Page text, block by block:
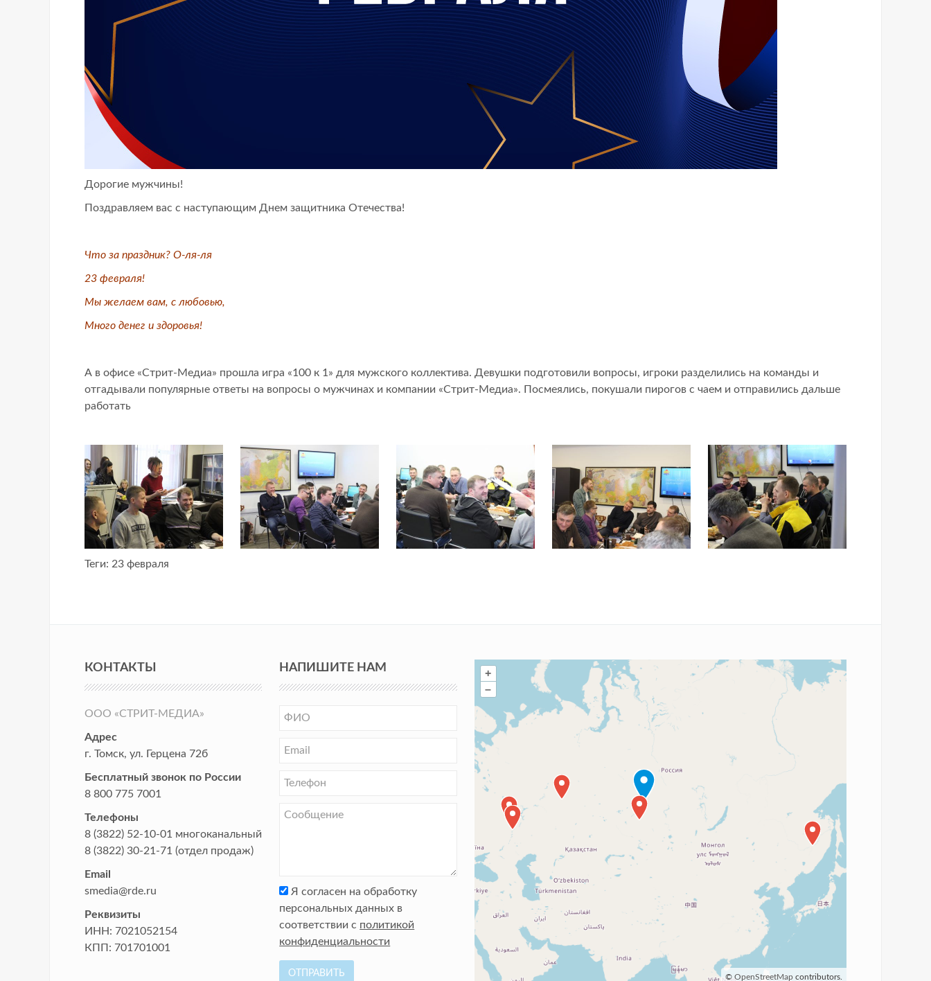
Дорогие мужчины!
Поздравляем вас с наступающим Днем защитника Отечества!
Что за праздник? О-ля-ля
23 февраля!
Мы желаем вам, с любовью,
Много денег и здоровья!
А в офисе «Стрит-Медиа» прошла игра «100 к 1» для мужского коллектива. Девушки подготовили вопросы, игроки разделились на команды и
отгадывали популярные ответы на вопросы о мужчинах и компании «Стрит-Медиа». Посмеялись, покушали пирогов с чаем и отправились дальше
работать
Теги: 23 февраля
КОНТАКТЫ
ООО «СТРИТ-МЕДИА»
Адрес
г. Томск, ул. Герцена 72б
Бесплатный звонок по России
8 800 775 7001
Телефоны
8 (3822) 52-10-01 многоканальный
8 (3822) 30-21-71 (отдел продаж)
Email
smedia@rde.ru
Реквизиты
ИНН: 7021052154
КПП: 701701001
НАПИШИТЕ НАМ
Я согласен на обработку
персональных данных в
соответствии с политикой
конфиденциальности
ОТПРАВИТЬ
+
–
© OpenStreetMap contributors.